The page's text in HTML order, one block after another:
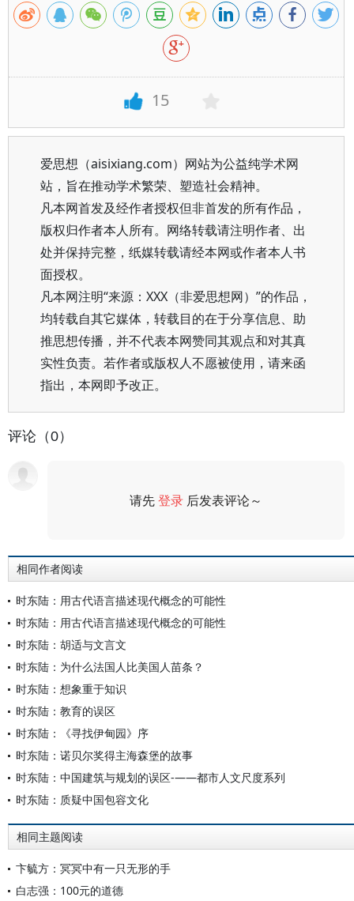
15
爱思想（aisixiang.com）网站为公益纯学术网
站，旨在推动学术繁荣、塑造社会精神。
凡本网首发及经作者授权但非首发的所有作品，
版权归作者本人所有。网络转载请注明作者、出
处并保持完整，纸媒转载请经本网或作者本人书
面授权。
凡本网注明“来源：XXX（非爱思想网）”的作品，
均转载自其它媒体，转载目的在于分享信息、助
推思想传播，并不代表本网赞同其观点和对其真
实性负责。若作者或版权人不愿被使用，请来函
指出，本网即予改正。
评论（0）
请先登录 后发表评论～
相同作者阅读
时东陆：用古代语言描述现代概念的可能性
时东陆：用古代语言描述现代概念的可能性
时东陆：胡适与文言文
时东陆：为什么法国人比美国人苗条？
时东陆：想象重于知识
时东陆：教育的误区
时东陆：《寻找伊甸园》序
时东陆：诺贝尔奖得主海森堡的故事
时东陆：中国建筑与规划的误区-——都市人文尺度系列
时东陆：质疑中国包容文化
相同主题阅读
卞毓方：冥冥中有一只无形的手
白志强：100元的道德